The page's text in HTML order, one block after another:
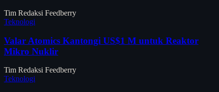
Tim Redaksi Feedberry
Teknologi
Valar Atomics Kantongi US$1 M untuk Reaktor
Mikro Nuklir
Tim Redaksi Feedberry
Teknologi